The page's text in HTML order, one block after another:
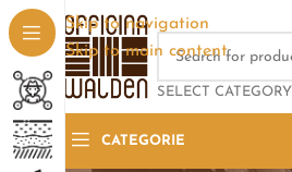
Skip to navigation
Skip to main content
SELECT CATEGORY
CATEGORIE